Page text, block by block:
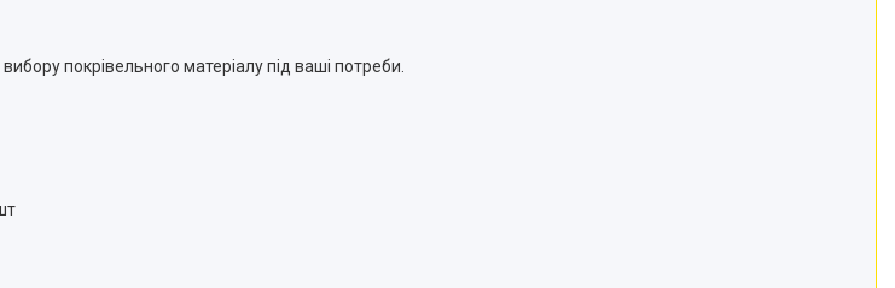
покрівельного матеріалу під ваші потреби.